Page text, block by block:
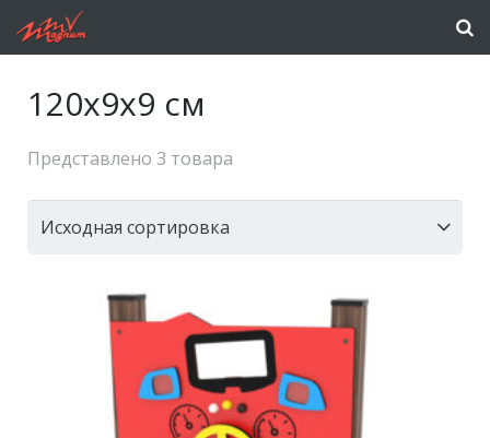
120x9x9 см
Представлено 3 товара